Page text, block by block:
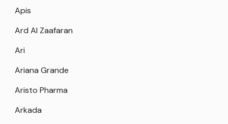
Apis
Ard Al Zaafaran
Ari
Ariana Grande
Aristo Pharma
Arkada